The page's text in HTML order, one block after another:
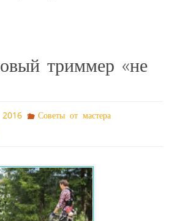
триммер «не
Советы от мастера